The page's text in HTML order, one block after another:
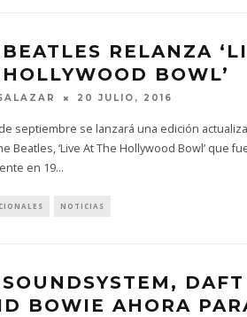
RELANZA
BOWL’
20 JULIO, 2016
septiembre se lanzará una edición
Beatles, ‘Live At The Hollywood Bowl’ que
en 19...
NOTICIAS
BOWIE AHORA